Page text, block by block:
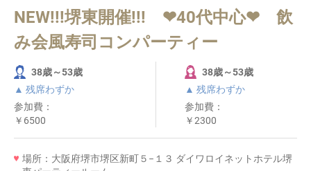
NEW!!!堺東開催!!! ❤40代中心❤ 飲
み会風寿司コンパーティー
38歳～53歳
▲ 残席わずか
参加費：
￥6500
38歳～53歳
▲ 残席わずか
参加費：
￥2300
場所：大阪府堺市堺区新町５−１３ ダイワロイネットホテル堺